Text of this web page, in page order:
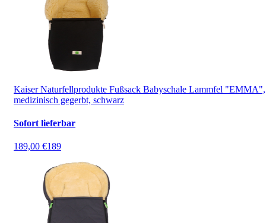
Kaiser Naturfellprodukte Fußsack Babyschale Lammfel "EMMA",
medizinisch gegerbt, schwarz
Sofort lieferbar
189,00 €189